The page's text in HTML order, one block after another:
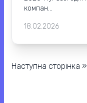
компан...
18.02.2026
Наступна сторінка »